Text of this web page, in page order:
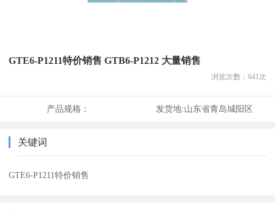
GTE6-P1211特价销售 GTB6-P1212 大量销售
浏览次数： 641次
产品规格： 发货地:山东省青岛城阳区
关键词
GTE6-P1211特价销售